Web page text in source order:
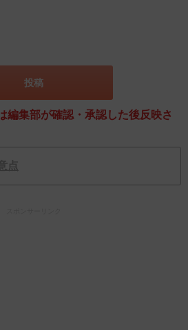
編集部が確認・承認した後反映さ
点